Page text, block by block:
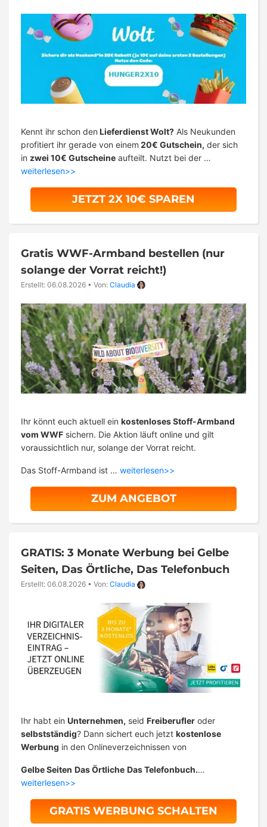
Kennt ihr schon den Lieferdienst Wolt? Als Neukunden
profitiert ihr gerade von einem 20€ Gutschein, der sich
in zwei 10€ Gutscheine aufteilt. Nutzt bei der …
weiterlesen>>
JETZT 2X 10€ SPAREN
Gratis WWF-Armband bestellen (nur
solange der Vorrat reicht!)
Erstellt: 06.08.2026 • Von: Claudia
Ihr könnt euch aktuell ein kostenloses Stoff-Armband
vom WWF sichern. Die Aktion läuft online und gilt
voraussichtlich nur, solange der Vorrat reicht.
Das Stoff-Armband ist … weiterlesen>>
ZUM ANGEBOT
GRATIS: 3 Monate Werbung bei Gelbe
Seiten, Das Örtliche, Das Telefonbuch
Erstellt: 06.08.2026 • Von: Claudia
Ihr habt ein Unternehmen, seid Freiberufler oder
selbstständig? Dann sichert euch jetzt kostenlose
Werbung in den Onlineverzeichnissen von
Gelbe Seiten Das Örtliche Das Telefonbuch.…
weiterlesen>>
GRATIS WERBUNG SCHALTEN